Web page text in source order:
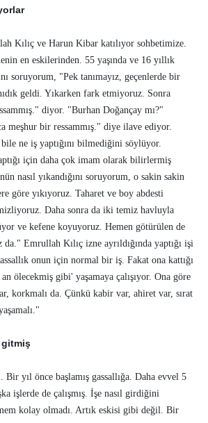
Kılıç ve Harun Kibar katılıyor sohbetimize.
en eskilerinden. 55 yaşında ve 16 yıllık
soruyorum, "Pek tanımayız, geçenlerde bir
geldi. Yıkarken fark etmiyoruz. Sonra
diyor. "Burhan Doğançay mı?"
meşhur bir ressammış." diye ilave ediyor.
ne iş yaptığını bilmediğini söylüyor.
için daha çok imam olarak bilirlermiş
nasıl yıkandığını soruyorum, o sakin sakin
göre yıkıyoruz. Taharet ve boy abdesti
Daha sonra da iki temiz havluyla
ve kefene koyuyoruz. Hemen götürülen de
da." Emrullah Kılıç izne ayrıldığında yaptığı işi
onun için normal bir iş. Fakat ona kattığı
ölecekmiş gibi' yaşamaya çalışıyor. Ona göre
korkmalı da. Çünkü kabir var, ahiret var, sırat
gitmiş
yıl önce başlamış gassallığa. Daha evvel 5
işlerde de çalışmış. İşe nasıl girdiğini
kolay olmadı. Artık eskisi gibi değil. Bir